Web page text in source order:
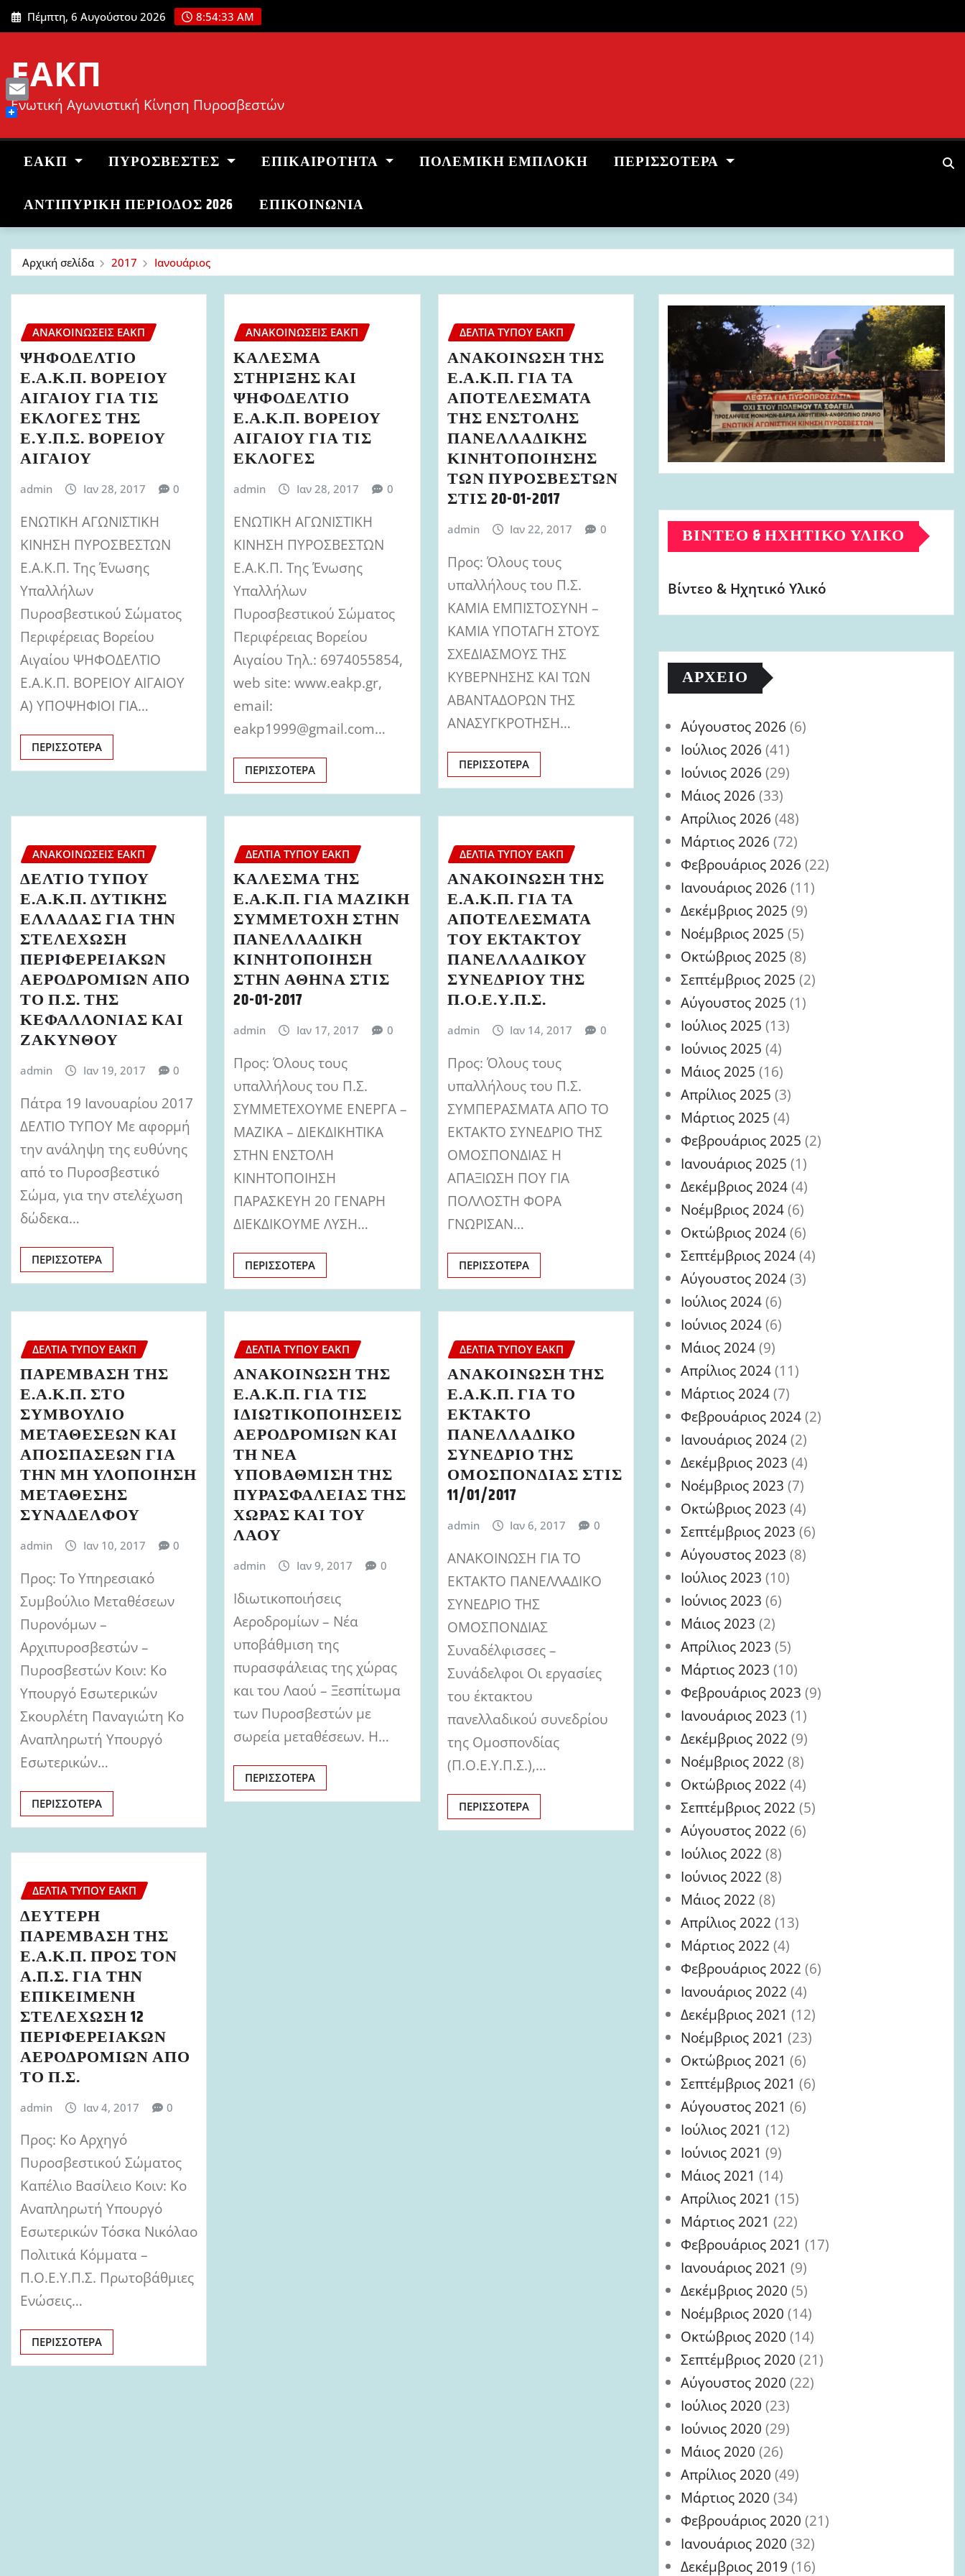
Μετάβαση
στο
Πέμπτη, 6 Αυγούστου 2026 8:54:34 AM
ΕΑΚΠ
Ενωτική Αγωνιστική Κίνηση Πυροσβεστών
ΕΑΚΠ ΠΥΡΟΣΒΈΣΤΕΣ ΕΠΙΚΑΙΡΌΤΗΤΑ ΠΟΛΕΜΙΚΉ ΕΜΠΛΟΚΉ ΠΕΡΙΣΣΌΤΕΡΑ
ΑΝΤΙΠΥΡΙΚΉ ΠΕΡΊΟΔΟΣ 2026 ΕΠΙΚΟΙΝΩΝΙΑ
Αρχική σελίδα 2017 Ιανουάριος
ΑΝΑΚΟΙΝΏΣΕΙΣ ΕΑΚΠ
ΨΗΦΟΔΕΛΤΙΟ
Ε.Α.Κ.Π. ΒΟΡΕΙΟΥ
ΑΙΓΑΙΟΥ ΓΙΑ ΤΙΣ
ΕΚΛΟΓΕΣ ΤΗΣ
Ε.Υ.Π.Σ. ΒΟΡΕΙΟΥ
ΑΙΓΑΙΟΥ
admin Ιαν 28, 2017 0
ΕΝΩΤΙΚΗ ΑΓΩΝΙΣΤΙΚΗ
ΚΙΝΗΣΗ ΠΥΡΟΣΒΕΣΤΩΝ
Ε.Α.Κ.Π. Της Ένωσης
Υπαλλήλων
Πυροσβεστικού Σώματος
Περιφέρειας Βορείου
Αιγαίου ΨΗΦΟΔΕΛΤΙΟ
Ε.Α.Κ.Π. ΒΟΡΕΙΟΥ ΑΙΓΑΙΟΥ
Α) ΥΠΟΨΗΦΙΟΙ ΓΙΑ…
ΠΕΡΙΣΣΌΤΕΡΑ
ΑΝΑΚΟΙΝΏΣΕΙΣ ΕΑΚΠ
ΚΑΛΕΣΜΑ
ΣΤΗΡΙΞΗΣ ΚΑΙ
ΨΗΦΟΔΕΛΤΙΟ
Ε.Α.Κ.Π. ΒΟΡΕΙΟΥ
ΑΙΓΑΙΟΥ ΓΙΑ ΤΙΣ
ΕΚΛΟΓΕΣ
admin Ιαν 28, 2017 0
ΕΝΩΤΙΚΗ ΑΓΩΝΙΣΤΙΚΗ
ΚΙΝΗΣΗ ΠΥΡΟΣΒΕΣΤΩΝ
Ε.Α.Κ.Π. Της Ένωσης
Υπαλλήλων
Πυροσβεστικού Σώματος
Περιφέρειας Βορείου
Αιγαίου Τηλ.: 6974055854,
web site: www.eakp.gr,
email:
eakp1999@gmail.com…
ΠΕΡΙΣΣΌΤΕΡΑ
ΔΕΛΤΊΑ ΤΎΠΟΥ ΕΑΚΠ
ΑΝΑΚΟΙΝΩΣΗ ΤΗΣ
Ε.Α.Κ.Π. ΓΙΑ ΤΑ
ΑΠΟΤΕΛΕΣΜΑΤΑ
ΤΗΣ ΕΝΣΤΟΛΗΣ
ΠΑΝΕΛΛΑΔΙΚΗΣ
ΚΙΝΗΤΟΠΟΙΗΣΗΣ
ΤΩΝ ΠΥΡΟΣΒΕΣΤΩΝ
ΣΤΙΣ 20-01-2017
admin Ιαν 22, 2017 0
Προς: Όλους τους
υπαλλήλους του Π.Σ.
ΚΑΜΙΑ ΕΜΠΙΣΤΟΣΥΝΗ –
ΚΑΜΙΑ ΥΠΟΤΑΓΗ ΣΤΟΥΣ
ΣΧΕΔΙΑΣΜΟΥΣ ΤΗΣ
ΚΥΒΕΡΝΗΣΗΣ ΚΑΙ ΤΩΝ
ΑΒΑΝΤΑΔΟΡΩΝ ΤΗΣ
ΑΝΑΣΥΓΚΡΟΤΗΣΗ…
ΠΕΡΙΣΣΌΤΕΡΑ
ΑΝΑΚΟΙΝΏΣΕΙΣ ΕΑΚΠ
ΔΕΛΤΙΟ ΤΥΠΟΥ
Ε.Α.Κ.Π. ΔΥΤΙΚΗΣ
ΕΛΛΑΔΑΣ ΓΙΑ ΤΗΝ
ΣΤΕΛΕΧΩΣΗ
ΠΕΡΙΦΕΡΕΙΑΚΩΝ
ΑΕΡΟΔΡΟΜΙΩΝ ΑΠΟ
ΤΟ Π.Σ. ΤΗΣ
ΚΕΦΑΛΛΟΝΙΑΣ ΚΑΙ
ΖΑΚΥΝΘΟΥ
admin Ιαν 19, 2017 0
Πάτρα 19 Ιανουαρίου 2017
ΔΕΛΤΙΟ ΤΥΠΟΥ Με αφορμή
την ανάληψη της ευθύνης
από το Πυροσβεστικό
Σώμα, για την στελέχωση
δώδεκα…
ΠΕΡΙΣΣΌΤΕΡΑ
ΔΕΛΤΊΑ ΤΎΠΟΥ ΕΑΚΠ
ΚΑΛΕΣΜΑ ΤΗΣ
Ε.Α.Κ.Π. ΓΙΑ ΜΑΖΙΚΗ
ΣΥΜΜΕΤΟΧΗ ΣΤΗΝ
ΠΑΝΕΛΛΑΔΙΚΗ
ΚΙΝΗΤΟΠΟΙΗΣΗ
ΣΤΗΝ ΑΘΗΝΑ ΣΤΙΣ
20-01-2017
admin Ιαν 17, 2017 0
Προς: Όλους τους
υπαλλήλους του Π.Σ.
ΣΥΜΜΕΤΕΧΟΥΜΕ ΕΝΕΡΓΑ –
ΜΑΖΙΚΑ – ΔΙΕΚΔΙΚΗΤΙΚΑ
ΣΤΗΝ ΕΝΣΤΟΛΗ
ΚΙΝΗΤΟΠΟΙΗΣΗ
ΠΑΡΑΣΚΕΥΗ 20 ΓΕΝΑΡΗ
ΔΙΕΚΔΙΚΟΥΜΕ ΛΥΣΗ…
ΠΕΡΙΣΣΌΤΕΡΑ
ΔΕΛΤΊΑ ΤΎΠΟΥ ΕΑΚΠ
ΑΝΑΚΟΙΝΩΣΗ ΤΗΣ
Ε.Α.Κ.Π. ΓΙΑ ΤΑ
ΑΠΟΤΕΛΕΣΜΑΤΑ
ΤΟΥ ΕΚΤΑΚΤΟΥ
ΠΑΝΕΛΛΑΔΙΚΟΥ
ΣΥΝΕΔΡΙΟΥ ΤΗΣ
Π.Ο.Ε.Υ.Π.Σ.
admin Ιαν 14, 2017 0
Προς: Όλους τους
υπαλλήλους του Π.Σ.
ΣΥΜΠΕΡΑΣΜΑΤΑ ΑΠΟ ΤΟ
ΕΚΤΑΚΤΟ ΣΥΝΕΔΡΙΟ ΤΗΣ
ΟΜΟΣΠΟΝΔΙΑΣ Η
ΑΠΑΞΙΩΣΗ ΠΟΥ ΓΙΑ
ΠΟΛΛΟΣΤΗ ΦΟΡΑ
ΓΝΩΡΙΣΑΝ…
ΠΕΡΙΣΣΌΤΕΡΑ
ΔΕΛΤΊΑ ΤΎΠΟΥ ΕΑΚΠ
ΠΑΡΕΜΒΑΣΗ ΤΗΣ
Ε.Α.Κ.Π. ΣΤΟ
ΣΥΜΒΟΥΛΙΟ
ΜΕΤΑΘΕΣΕΩΝ ΚΑΙ
ΑΠΟΣΠΑΣΕΩΝ ΓΙΑ
ΤΗΝ ΜΗ ΥΛΟΠΟΙΗΣΗ
ΜΕΤΑΘΕΣΗΣ
ΣΥΝΑΔΕΛΦΟΥ
admin Ιαν 10, 2017 0
Προς: Το Υπηρεσιακό
Συμβούλιο Μεταθέσεων
Πυρονόμων –
Αρχιπυροσβεστών –
Πυροσβεστών Κοιν: Κο
Υπουργό Εσωτερικών
Σκουρλέτη Παναγιώτη Κο
Αναπληρωτή Υπουργό
Εσωτερικών…
ΠΕΡΙΣΣΌΤΕΡΑ
ΔΕΛΤΊΑ ΤΎΠΟΥ ΕΑΚΠ
ΑΝΑΚΟΙΝΩΣΗ ΤΗΣ
Ε.Α.Κ.Π. ΓΙΑ ΤΙΣ
ΙΔΙΩΤΙΚΟΠΟΙΗΣΕΙΣ
ΑΕΡΟΔΡΟΜΙΩΝ ΚΑΙ
ΤΗ ΝΕΑ
ΥΠΟΒΑΘΜΙΣΗ ΤΗΣ
ΠΥΡΑΣΦΑΛΕΙΑΣ ΤΗΣ
ΧΩΡΑΣ ΚΑΙ ΤΟΥ
ΛΑΟΥ
admin Ιαν 9, 2017 0
Ιδιωτικοποιήσεις
Αεροδρομίων – Νέα
υποβάθμιση της
πυρασφάλειας της χώρας
και του Λαού – Ξεσπίτωμα
των Πυροσβεστών με
σωρεία μεταθέσεων. Η…
ΠΕΡΙΣΣΌΤΕΡΑ
ΔΕΛΤΊΑ ΤΎΠΟΥ ΕΑΚΠ
ΑΝΑΚΟΙΝΩΣΗ ΤΗΣ
Ε.Α.Κ.Π. ΓΙΑ ΤΟ
ΕΚΤΑΚΤΟ
ΠΑΝΕΛΛΑΔΙΚΟ
ΣΥΝΕΔΡΙΟ ΤΗΣ
ΟΜΟΣΠΟΝΔΙΑΣ ΣΤΙΣ
11/01/2017
admin Ιαν 6, 2017 0
ΑΝΑΚΟΙΝΩΣΗ ΓΙΑ ΤΟ
ΕΚΤΑΚΤΟ ΠΑΝΕΛΛΑΔΙΚΟ
ΣΥΝΕΔΡΙΟ ΤΗΣ
ΟΜΟΣΠΟΝΔΙΑΣ
Συναδέλφισσες –
Συνάδελφοι Οι εργασίες
του έκτακτου
πανελλαδικού συνεδρίου
της Ομοσπονδίας
(Π.Ο.Ε.Υ.Π.Σ.),…
ΠΕΡΙΣΣΌΤΕΡΑ
ΔΕΛΤΊΑ ΤΎΠΟΥ ΕΑΚΠ
ΔΕΥΤΕΡΗ
ΠΑΡΕΜΒΑΣΗ ΤΗΣ
Ε.Α.Κ.Π. ΠΡΟΣ ΤΟΝ
Α.Π.Σ. ΓΙΑ ΤΗΝ
ΕΠΙΚΕΙΜΕΝΗ
ΣΤΕΛΕΧΩΣΗ 12
ΠΕΡΙΦΕΡΕΙΑΚΩΝ
ΑΕΡΟΔΡΟΜΙΩΝ ΑΠΟ
ΤΟ Π.Σ.
admin Ιαν 4, 2017 0
Προς: Κο Αρχηγό
Πυροσβεστικού Σώματος
Καπέλιο Βασίλειο Κοιν: Κο
Αναπληρωτή Υπουργό
Εσωτερικών Τόσκα Νικόλαο
Πολιτικά Κόμματα –
Π.Ο.Ε.Υ.Π.Σ. Πρωτοβάθμιες
Ενώσεις…
ΠΕΡΙΣΣΌΤΕΡΑ
ΒΊΝΤΕΟ & ΗΧΗΤΙΚΌ ΥΛΙΚΌ
Βίντεο & Ηχητικό Υλικό
ΑΡΧΕΊΟ
Αύγουστος 2026 (6)
Ιούλιος 2026 (41)
Ιούνιος 2026 (29)
Μάιος 2026 (33)
Απρίλιος 2026 (48)
Μάρτιος 2026 (72)
Φεβρουάριος 2026 (22)
Ιανουάριος 2026 (11)
Δεκέμβριος 2025 (9)
Νοέμβριος 2025 (5)
Οκτώβριος 2025 (8)
Σεπτέμβριος 2025 (2)
Αύγουστος 2025 (1)
Ιούλιος 2025 (13)
Ιούνιος 2025 (4)
Μάιος 2025 (16)
Απρίλιος 2025 (3)
Μάρτιος 2025 (4)
Φεβρουάριος 2025 (2)
Ιανουάριος 2025 (1)
Δεκέμβριος 2024(4)
Νοέμβριος 2024(6)
Οκτώβριος 2024(6)
Σεπτέμβριος 2024(4)
Αύγουστος 2024(3)
Ιούλιος 2024(6)
Ιούνιος 2024(6)
Μάιος 2024(9)
Απρίλιος 2024(11)
Μάρτιος 2024(7)
Φεβρουάριος 2024(2)
Ιανουάριος 2024(2)
Δεκέμβριος 2023 (4)
Νοέμβριος 2023 (7)
Οκτώβριος 2023 (4)
Σεπτέμβριος 2023 (6)
Αύγουστος 2023 (8)
Ιούλιος 2023 (10)
Ιούνιος 2023 (6)
Μάιος 2023 (2)
Απρίλιος 2023 (5)
Μάρτιος 2023 (10)
Φεβρουάριος 2023 (9)
Ιανουάριος 2023 (1)
Δεκέμβριος 2022 (9)
Νοέμβριος 2022 (8)
Οκτώβριος 2022 (4)
Σεπτέμβριος 2022 (5)
Αύγουστος 2022 (6)
Ιούλιος 2022 (8)
Ιούνιος 2022 (8)
Μάιος 2022 (8)
Απρίλιος 2022 (13)
Μάρτιος 2022 (4)
Φεβρουάριος 2022 (6)
Ιανουάριος 2022 (4)
Δεκέμβριος 2021 (12)
Νοέμβριος 2021 (23)
Οκτώβριος 2021 (6)
Σεπτέμβριος 2021 (6)
Αύγουστος 2021 (6)
Ιούλιος 2021 (12)
Ιούνιος 2021 (9)
Μάιος 2021 (14)
Απρίλιος 2021 (15)
Μάρτιος 2021 (22)
Φεβρουάριος 2021 (17)
Ιανουάριος 2021 (9)
Δεκέμβριος 2020 (5)
Νοέμβριος 2020 (14)
Οκτώβριος 2020 (14)
Σεπτέμβριος 2020 (21)
Αύγουστος 2020 (22)
Ιούλιος 2020 (23)
Ιούνιος 2020 (29)
Μάιος 2020 (26)
Απρίλιος 2020 (49)
Μάρτιος 2020 (34)
Φεβρουάριος 2020 (21)
Ιανουάριος 2020 (32)
Δεκέμβριος 2019 (16)
Email